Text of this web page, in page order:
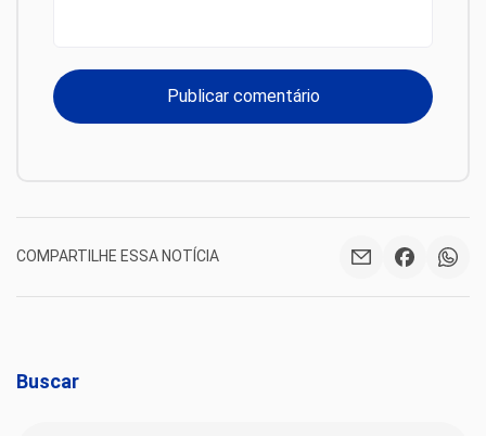
COMPARTILHE ESSA NOTÍCIA
Buscar